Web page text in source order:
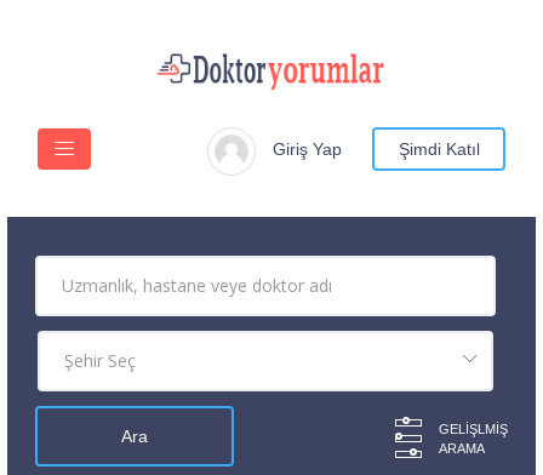
Giriş Yap Şimdi Katıl
GELIŞLMIŞ
ARAMA